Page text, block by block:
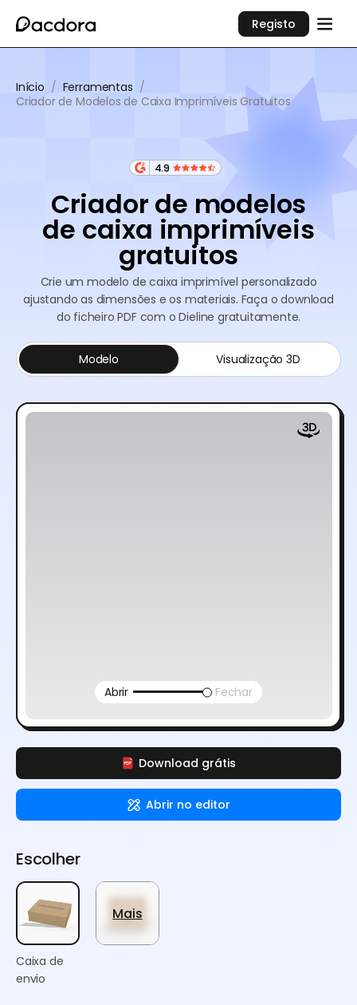
Registo
Início / Ferramentas /
Criador de Modelos de Caixa Imprimíveis Gratuitos
4.9
Criador de modelos
de caixa imprimíveis
gratuitos
Crie um modelo de caixa imprimível personalizado
ajustando as dimensões e os materiais. Faça o download
do ficheiro PDF com o Dieline gratuitamente.
Download grátis
Abrir no editor
Modelo Visualização 3D
Abrir Fechar
Escolher
Caixa de
envio
Mais